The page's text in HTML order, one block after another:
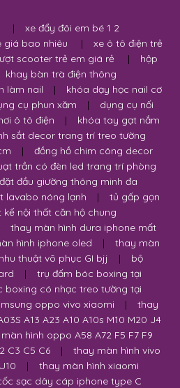
|
xe đẩy đôi em bé 1 2
giá bao nhiêu |
xe ô tô điện trẻ
scooter trẻ em giá rẻ |
hộp
khay bàn trà điện thông
làm nail |
khóa dạy học nail cơ
cụ phun xăm |
dụng cụ nối
ô tô điện |
khóa tay gạt nắm
sắt decor trang trí treo tường
|
đồng hồ chim công decor
trần có đèn led trang trí phòng
đầu giường thông minh đa
lavabo nóng lạnh |
tủ gấp gọn
kế nội thất căn hộ chung
thay màn hình dura iphone mất
hình iphone oled |
thay màn
thuật võ phục GI bjj |
bộ
|
trụ đấm bóc boxing tại
boxing có nhạc treo tường tại
oppo vivo xiaomi |
thay
A13 A23 A10 A10s M10 M20 J4
hình oppo A58 A72 F5 F7 F9
C3 C5 C6
|
thay màn hình vivo
|
thay màn hình xiaomi
sạc dây cáp iphone type C